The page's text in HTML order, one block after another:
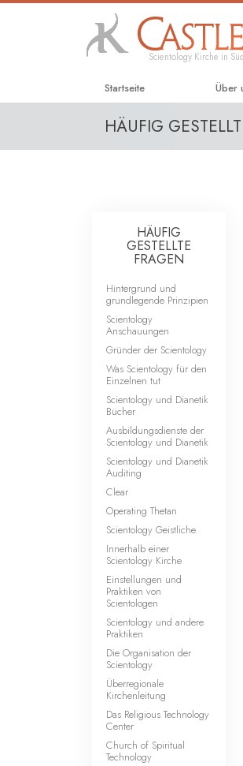
Scientology Kirche in
Startseite Über
HÄUFIG
HÄUFIG
GESTELLTE
FRAGEN
Hintergrund und
grundlegende Prinzipien
Scientology
Anschauungen
Gründer der Scientology
Was Scientology für den
Einzelnen tut
Scientology und Dianetik
Bücher
Ausbildungsdienste der
Scientology und Dianetik
Scientology und Dianetik
Auditing
Clear
Operating Thetan
Scientology Geistliche
Innerhalb einer
Scientology Kirche
Einstellungen und
Praktiken von
Scientologen
Scientology und andere
Praktiken
Die Organisation der
Scientology
Überregionale
Kirchenleitung
Das Religious Technology
Center
Church of Spiritual
Technology